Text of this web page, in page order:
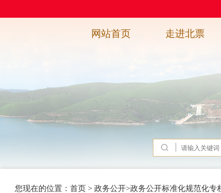
网站首页 走进北票
您现在的位置： 首页 > 政务公开>政务公开标准化规范化专